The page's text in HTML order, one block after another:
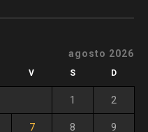
agosto 2026
V S D
1 2
7 8 9